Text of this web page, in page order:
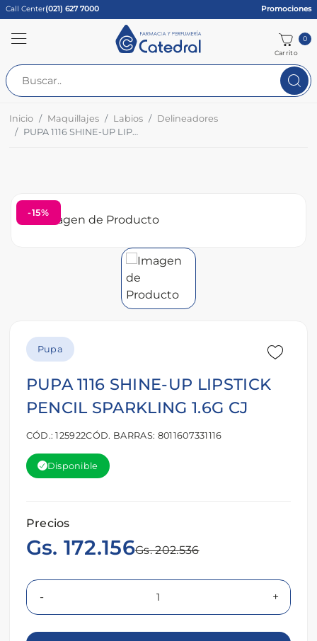
Call Center(021) 627 7000 Promociones
Carrito
0
Inicio Maquillajes Labios
Delineadores
PUPA 1116 SHINE-UP LIPSTICK PENCIL SPARKLING 1.6G CJ
-15%
Pupa
PUPA 1116 SHINE-UP LIPSTICK
PENCIL SPARKLING 1.6G CJ
CÓD.: 125922CÓD. BARRAS: 8011607331116
Disponible
Precios
Gs. 172.156Gs. 202.536
- +